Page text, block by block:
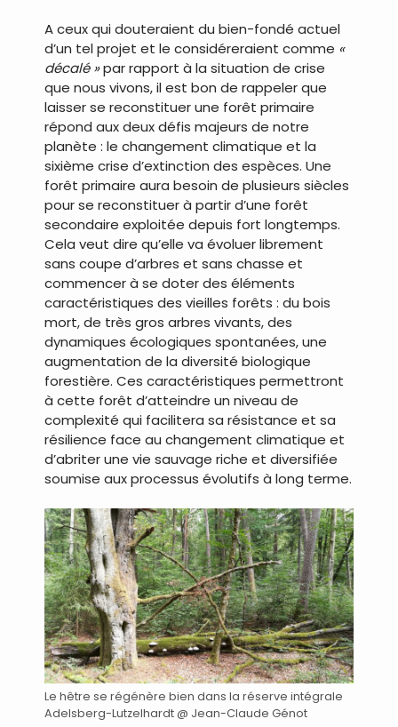
A ceux qui douteraient du bien-fondé actuel
d’un tel projet et le considéreraient comme «
décalé »par rapport à la situation de crise
que nous vivons, il est bon de rappeler que
laisser se reconstituer une forêt primaire
répond aux deux défis majeurs de notre
planète : le changement climatique et la
sixième crise d’extinction des espèces. Une
forêt primaire aura besoin de plusieurs siècles
pour se reconstituer à partir d’une forêt
secondaire exploitée depuis fort longtemps.
Cela veut dire qu’elle va évoluer librement
sans coupe d’arbres et sans chasse et
commencer à se doter des éléments
caractéristiques des vieilles forêts : du bois
mort, de très gros arbres vivants, des
dynamiques écologiques spontanées, une
augmentation de la diversité biologique
forestière. Ces caractéristiques permettront
à cette forêt d’atteindre un niveau de
complexité qui facilitera sa résistance et sa
résilience face au changement climatique et
d’abriter une vie sauvage riche et diversifiée
soumise aux processus évolutifs à long terme.
Le hêtre se régénère bien dans la réserve intégrale
Adelsberg-Lutzelhardt @ Jean-Claude Génot